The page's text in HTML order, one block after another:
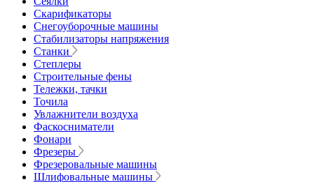
Скарификаторы
Снегоуборочные машины
Стабилизаторы напряжения
Станки
Степлеры
Строительные фены
Тележки, тачки
Точила
Увлажнители воздуха
Фаскосниматели
Фонари
Фрезеры
Фрезеровальные машины
Шлифовальные машины